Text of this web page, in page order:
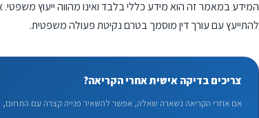
המידע במאמר זה הוא מידע כללי בלבד ואינו מהווה ייעוץ
להתייעץ עם עורך דין מוסמך בטרם נקיטת פעולה משפטית.
צריכים בדיקה אישית אחרי הקריאה?
אם אחרי הקריאה נשארה שאלה, אפשר להשאיר פנייה קצרה עם התחום,